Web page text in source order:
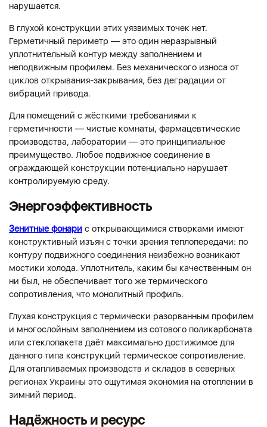
нарушается.
В глухой конструкции этих уязвимых точек нет.
Герметичный периметр — это один неразрывный
уплотнительный контур между заполнением и
неподвижным профилем. Без механического износа от
циклов открывания-закрывания, без деградации от
вибраций привода.
Для помещений с жёсткими требованиями к
герметичности — чистые комнаты, фармацевтические
производства, лаборатории — это принципиальное
преимущество. Любое подвижное соединение в
ограждающей конструкции потенциально нарушает
контролируемую среду.
Энергоэффективность
Зенитные фонари с открывающимися створками имеют
конструктивный изъян с точки зрения теплопередачи: по
контуру подвижного соединения неизбежно возникают
мостики холода. Уплотнитель, каким бы качественным он
ни был, не обеспечивает того же термического
сопротивления, что монолитный профиль.
Глухая конструкция с термически разорванным профилем
и многослойным заполнением из сотового поликарбоната
или стеклопакета даёт максимально достижимое для
данного типа конструкций термическое сопротивление.
Для отапливаемых производств и складов в северных
регионах Украины это ощутимая экономия на отоплении в
зимний период.
Надёжность и ресурс